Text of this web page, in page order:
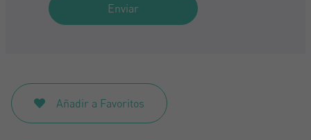
Enviar
Añadir a Favoritos